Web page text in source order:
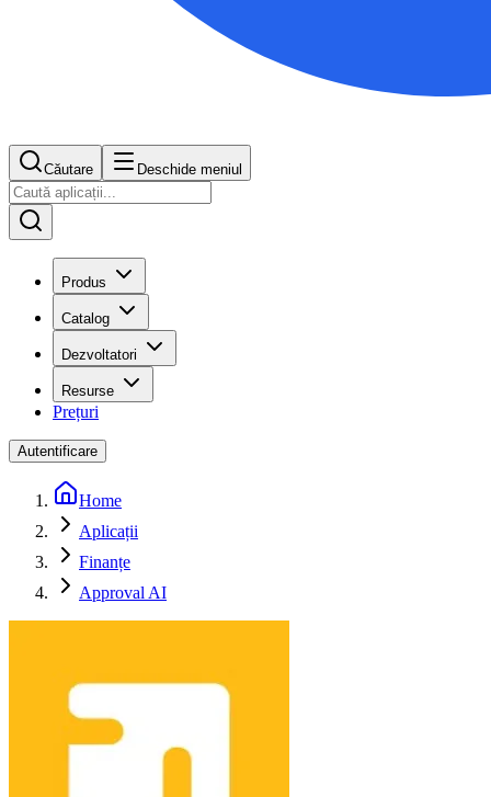
Căutare Deschide meniul
Produs
Catalog
Dezvoltatori
Resurse
Prețuri
Autentificare
Home
Aplicații
Finanțe
Approval AI